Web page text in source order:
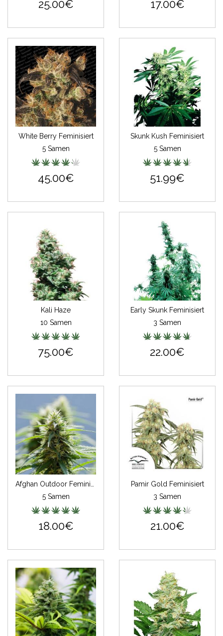
25.00€ 17.00€
White Berry Feminisiert
5 Samen
45.00€
Skunk Kush Feminisiert
5 Samen
51.99€
Kali Haze
10 Samen
75.00€
Early Skunk Feminisiert
3 Samen
22.00€
5 Samen
18.00€
Pamir Gold Feminisiert
3 Samen
21.00€